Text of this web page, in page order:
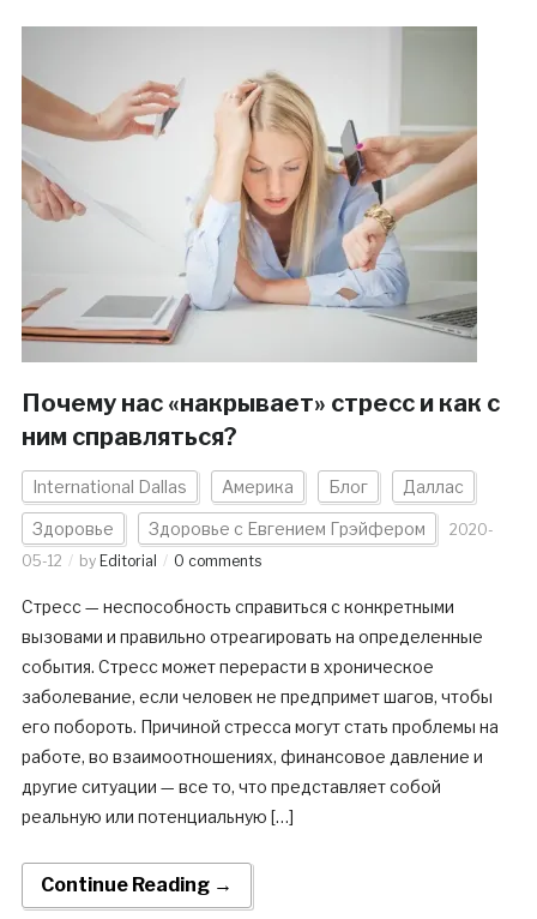
Почему нас «накрывает» стресс и как с
ним справляться?
International Dallas Америка Блог Даллас
Здоровье Здоровье с Евгением Грэйфером
2020-
05-12
by Editorial 0 comments
Стресс — неспособность справиться с конкретными
вызовами и правильно отреагировать на определенные
события. Стресс может перерасти в хроническое
заболевание, если человек не предпримет шагов, чтобы
его побороть. Причиной стресса могут стать проблемы на
работе, во взаимоотношениях, финансовое давление и
другие ситуации — все то, что представляет собой
реальную или потенциальную […]
Continue Reading →